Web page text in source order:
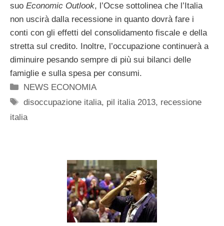
suo Economic Outlook, l’Ocse sottolinea che l’Italia
non uscirà dalla recessione in quanto dovrà fare i
conti con gli effetti del consolidamento fiscale e della
stretta sul credito. Inoltre, l’occupazione continuerà a
diminuire pesando sempre di più sui bilanci delle
famiglie e sulla spesa per consumi.
Categorie
NEWS ECONOMIA
Tag
disoccupazione italia, pil italia 2013, recessione
italia